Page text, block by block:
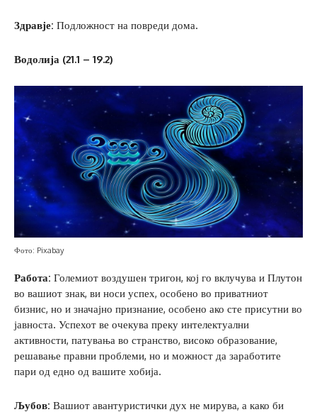
Здравје: Подложност на повреди дома.
Водолија (21.1 – 19.2)
Фото: Pixabay
Работа: Големиот воздушен тригон, кој го вклучува и Плутон
во вашиот знак, ви носи успех, особено во приватниот
бизнис, но и значајно признание, особено ако сте присутни во
јавноста. Успехот ве очекува преку интелектуални
активности, патувања во странство, високо образование,
решавање правни проблеми, но и можност да заработите
пари од едно од вашите хобија.
Љубов: Вашиот авантуристички дух не мирува, а како би